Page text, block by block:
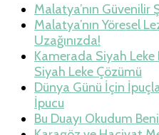
Malatya’nın Güvenilir
Malatya’nın Yöresel
Uzağınızda!
Kamerada Siyah
Siyah Leke Çözümü
Dünya Günü İçin
İpucu
Bu Duayı Okudum